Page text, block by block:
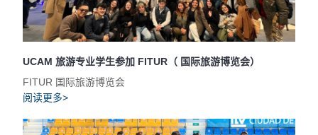
UCAM 旅游专业学生参加 FITUR（ 国际旅游博览会）
FITUR 国际旅游博览会
阅读更多>